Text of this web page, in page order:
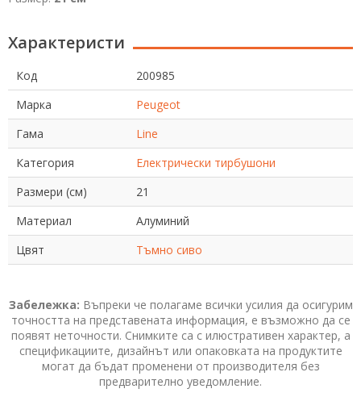
Характеристи
Код
200985
Марка
Peugeot
Гама
Line
Категория
Електрически тирбушони
Размери (см)
21
Материал
Алуминий
Цвят
Тъмно сиво
Забележка: Въпреки че полагаме всички усилия да осигурим
точността на представената информация, е възможно да се
появят неточности. Снимките са с илюстративен характер, а
спецификациите, дизайнът или опаковката на продуктите
могат да бъдат променени от производителя без
предварително уведомление.